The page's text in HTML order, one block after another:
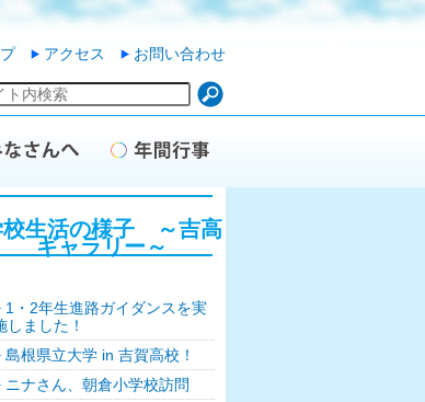
アクセス お問い合わせ
校生活の様子 ～吉高
ギャラリー～
1・2年生進路ガイダンスを実
しました！
島根県立大学 in 吉賀高校！
ニナさん、朝倉小学校訪問